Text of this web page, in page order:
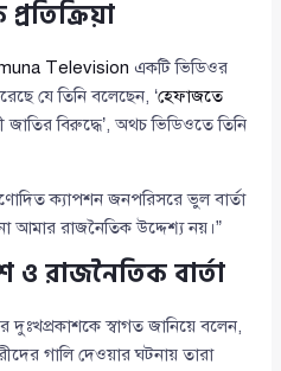
Television একটি ভিডিওর
যে তিনি বলেছেন, ‘হেফাজতে
জাতির বিরুদ্ধে’, অথচ ভিডিওতে তিনি
ক্যাপশন জনপরিসরে ভুল বার্তা
আমার রাজনৈতিক উদ্দেশ্য নয়।”
ও রাজনৈতিক বার্তা
দুঃখপ্রকাশকে স্বাগত জানিয়ে বলেন,
গালি দেওয়ার ঘটনায় তারা